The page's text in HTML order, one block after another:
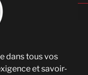
dans tous vos
et savoir-